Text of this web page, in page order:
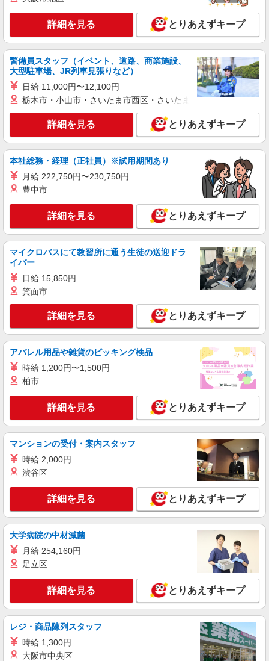
キープ 詳細を見る
派遣社員
フレグランス販売
時給1500円〜1650円 ご経験・スキルにより考
慮致します スマホでかんたんに前払いで給与が受
け取れます（※上限、条件あり）
線・地下鉄・臨海高速鉄道 名古屋駅直結
詳細を見る
派遣社員
株式会社iDA（20078035）
時給1400円〜1500円 スキル・ご経験により優
遇 スマホでかんたんに前払いで給与が受け取れま
す（※上限、条件あり） 学生の方は時給1350円
愛知県名古屋市中村区 JR線・名鉄線・近鉄
線・地下鉄・臨海高速鉄道 名古屋駅直結
キープ 詳細を見る
派遣社員
株式会社iDA（20085748）
化粧品・コスメ販売
時給1500円〜1550円 ご経験・スキルにより考
慮致します スマホでかんたんに前払いで給与が受
け取れます（※上限、条件あり）
愛知県名古屋市中村区 JR線・名鉄線・近鉄
線・地下鉄・臨海高速鉄道 名古屋駅直結
キープ 詳細を見る
株式会社iDA（20080160）
時給1500円〜1650円 ご経験・スキルにより優
遇 スマホでかんたんに前払いで給与が受け取れま
す（※上限、条件あり）
愛知県名古屋市中村区 JR線・名鉄線・近鉄
線・地下鉄・臨海高速鉄道 名古屋駅直結
キープ 詳細を見る
派遣社員
株式会社iDA（20085290）
化粧品・コスメ販売
時給1600円〜1700円 コスメ販売経験者優遇あ
り スマホでかんたんに前払いで給与が受け取れま
す（※上限、条件あり）
愛知県名古屋市中村区 JR線・名鉄線・近鉄
線・地下鉄・臨海高速鉄道 名古屋駅直結
詳細を見る とりあえずキープ
警備員スタッフ（イベント、道路、商業施設、
大型駐車場、JR列車見張りなど）
日給 11,000円〜12,100円
栃木市・小山市・さいたま市西区・さいたま市岩槻区・久喜市・
詳細を見る とりあえずキープ
本社総務・経理（正社員）※試用期間あり
月給 222,750円〜230,750円
豊中市
詳細を見る とりあえずキープ
マイクロバスにて教習所に通う生徒の送迎ドラ
イバー
日給 15,850円
箕面市
詳細を見る とりあえずキープ
アパレル用品や雑貨のピッキング検品
時給 1,200円〜1,500円
柏市
詳細を見る とりあえずキープ
マンションの受付・案内スタッフ
時給 2,000円
渋谷区
詳細を見る とりあえずキープ
大学病院の中材滅菌
月給 254,160円
足立区
詳細を見る とりあえずキープ
レジ・商品陳列スタッフ
時給 1,300円
大阪市中央区